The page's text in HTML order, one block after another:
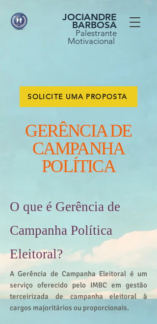
JOCIANDRE
BARBOSA
Palestrante
Motivacional
SOLICITE UMA PROPOSTA
GERÊNCIA DE
CAMPANHA
POLÍTICA
O que é Gerência de
Campanha Política
Eleitoral?
A Gerência de Campanha Eleitoral é um
serviço oferecido pelo IMBC em gestão
terceirizada de campanha eleitoral à
cargos majoritários ou proporcionais.